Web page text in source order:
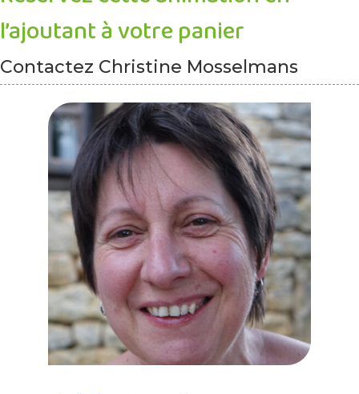
l’ajoutant à votre panier
Contactez Christine Mosselmans